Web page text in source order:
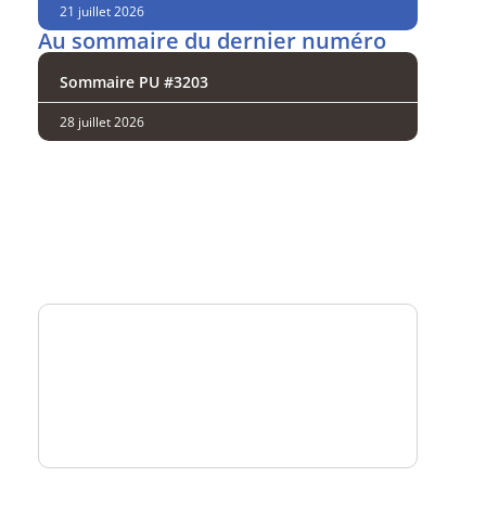
21 juillet 2026
Au sommaire du dernier numéro
Sommaire PU #3203
28 juillet 2026